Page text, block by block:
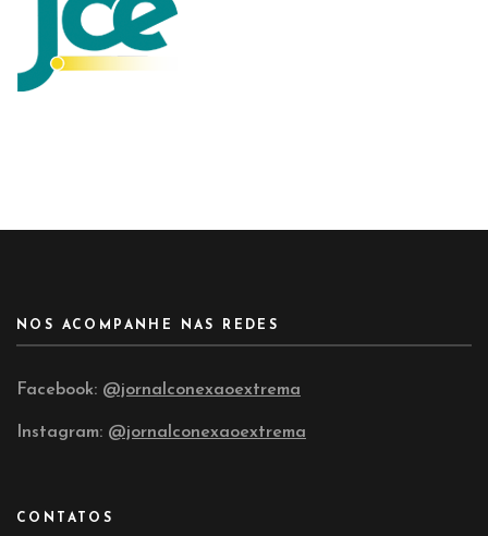
NOS ACOMPANHE NAS REDES
Facebook: @jornalconexaoextrema
Instagram: @jornalconexaoextrema
CONTATOS